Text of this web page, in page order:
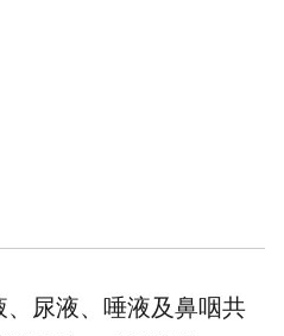
尿液、唾液及鼻咽共